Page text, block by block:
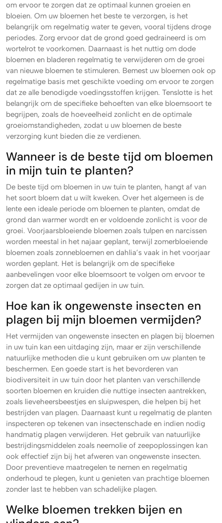
om ervoor te zorgen dat ze optimaal kunnen groeien en
bloeien. Om uw bloemen het beste te verzorgen, is het
belangrijk om regelmatig water te geven, vooral tijdens droge
periodes. Zorg ervoor dat de grond goed gedraineerd is om
wortelrot te voorkomen. Daarnaast is het nuttig om dode
bloemen en bladeren regelmatig te verwijderen om de groei
van nieuwe bloemen te stimuleren. Bemest uw bloemen ook op
regelmatige basis met geschikte voeding om ervoor te zorgen
dat ze alle benodigde voedingsstoffen krijgen. Tenslotte is het
belangrijk om de specifieke behoeften van elke bloemsoort te
begrijpen, zoals de hoeveelheid zonlicht en de optimale
groeiomstandigheden, zodat u uw bloemen de beste
verzorging kunt bieden die ze verdienen.
Wanneer is de beste tijd om bloemen
in mijn tuin te planten?
De beste tijd om bloemen in uw tuin te planten, hangt af van
het soort bloem dat u wilt kweken. Over het algemeen is de
lente een ideale periode om bloemen te planten, omdat de
grond dan warmer wordt en er voldoende zonlicht is voor de
groei. Voorjaarsbloeiende bloemen zoals tulpen en narcissen
worden meestal in het najaar geplant, terwijl zomerbloeiende
bloemen zoals zonnebloemen en dahlia’s vaak in het voorjaar
worden geplant. Het is belangrijk om de specifieke
aanbevelingen voor elke bloemsoort te volgen om ervoor te
zorgen dat ze optimaal gedijen in uw tuin.
Hoe kan ik ongewenste insecten en
plagen bij mijn bloemen vermijden?
Het vermijden van ongewenste insecten en plagen bij bloemen
in uw tuin kan een uitdaging zijn, maar er zijn verschillende
natuurlijke methoden die u kunt gebruiken om uw planten te
beschermen. Een goede start is het bevorderen van
biodiversiteit in uw tuin door het planten van verschillende
soorten bloemen en kruiden die nuttige insecten aantrekken,
zoals lieveheersbeestjes en sluipwespen, die helpen bij het
bestrijden van plagen. Daarnaast kunt u regelmatig de planten
inspecteren op tekenen van insectenschade en indien nodig
handmatig plagen verwijderen. Het gebruik van natuurlijke
bestrijdingsmiddelen zoals neemolie of zeepoplossingen kan
ook effectief zijn bij het afweren van ongewenste insecten.
Door preventieve maatregelen te nemen en regelmatig
onderhoud te plegen, kunt u genieten van prachtige bloemen
zonder last te hebben van schadelijke plagen.
Welke bloemen trekken bijen en